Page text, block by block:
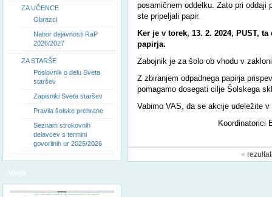
ZA UČENCE
Obrazci
Nabor dejavnosti RaP
2026/2027
ZA STARŠE
Poslovnik o delu Sveta
staršev
Zapisniki Sveta staršev
Pravila šolske prehrane
Seznam strokovnih
delavcev s termini
govorilnih ur 2025/2026
Vizija
posamičnem oddelku. Zato pri oddaji
ste pripeljali papir.
Ker je v torek, 13. 2. 2024, PUST,
papirja.
Zabojnik je za šolo ob vhodu v
Z zbiranjem odpadnega papirja
pomagamo dosegati cilje Šolskega
Vabimo VAS, da se akcije udeležite
Koordinatorici
«